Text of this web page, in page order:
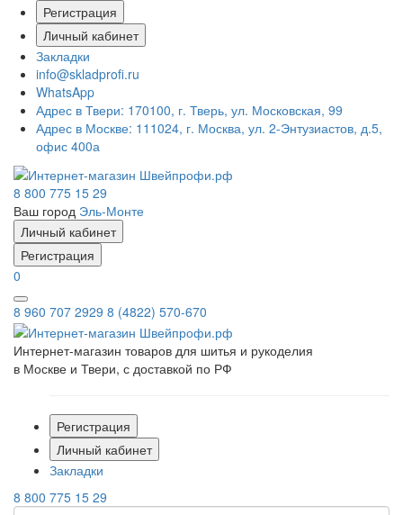
Регистрация
Личный кабинет
Закладки
info@skladprofi.ru
WhatsApp
Адрес в Твери: 170100, г. Тверь, ул. Московская, 99
Адрес в Москве: 111024, г. Москва, ул. 2-Энтузиастов, д.5,
офис 400а
8 800 775 15 29
Ваш город Эль-Монте
Личный кабинет
Регистрация
0
8 960 707 2929 8 (4822) 570-670
Интернет-магазин товаров для шитья и рукоделия
в Москве и Твери, с доставкой по РФ
Регистрация
Личный кабинет
Закладки
8 800 775 15 29